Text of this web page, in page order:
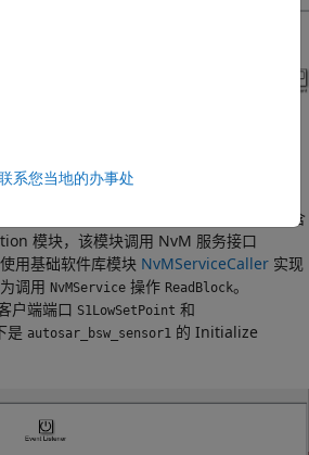
各包含
模块，该模块调用 NvM 服务接口
用基础软件库模块 NvMServiceCaller 实现
调用 NvMService 操作 ReadBlock。
户端端口 S1LowSetPoint 和
是 autosar_bsw_sensor1 的 Initialize
系您当地的办事处